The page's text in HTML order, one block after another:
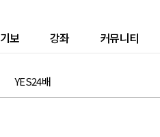
기보 강좌 커뮤니티
YES24배